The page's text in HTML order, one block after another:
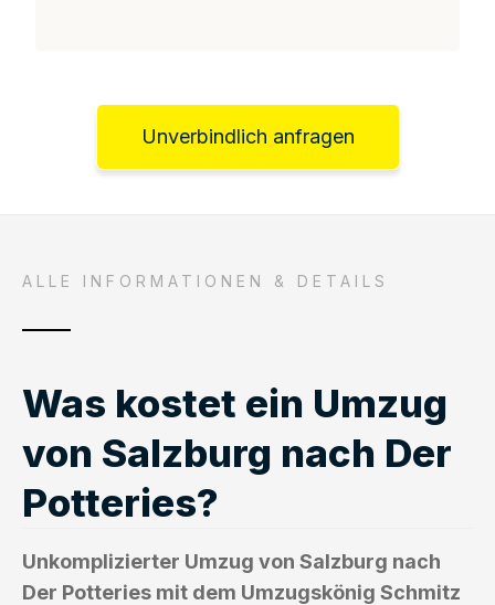
Unverbindlich anfragen
ALLE INFORMATIONEN & DETAILS
Was kostet ein Umzug
von Salzburg nach Der
Potteries?
Unkomplizierter Umzug von Salzburg nach
Der Potteries mit dem Umzugskönig Schmitz